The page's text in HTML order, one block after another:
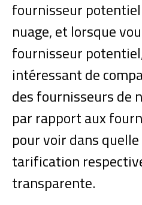
fournisseur
nuage, et lorsque
fournisseur
intéressant de
des fournisseurs de
par rapport aux
pour voir dans
tarification
transparente.